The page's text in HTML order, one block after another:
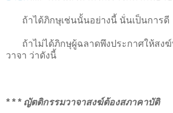
ถ้าได้ภิกษุเช่นนั้นอย่างนี้ นั่นเป็นการดี
ถ้าไม่ได้ภิกษุผู้ฉลาดพึงประกาศให้สง
วาจา ว่าดังนี้
* * * ญัตติกรรมวาจาสงฆ์ต้องสภาคาบัติ